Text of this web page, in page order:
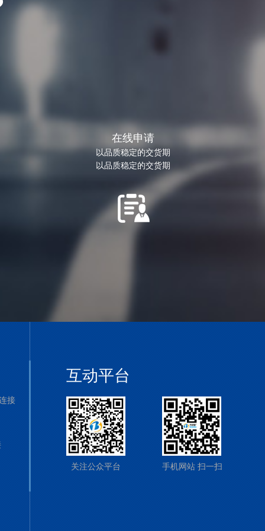
在线申请
以品质稳定的交货期
以品质稳定的交货期
接
互动平台
关注公众平台 手机网站 扫一扫